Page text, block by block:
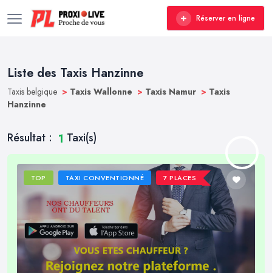
Réserver en ligne
Liste des Taxis Hanzinne
Taxis belgique > Taxis Wallonne > Taxis Namur > Taxis
Hanzinne
Résultat : 1 Taxi(s)
TOP TAXI CONVENTIONNÉ 7 PLACES